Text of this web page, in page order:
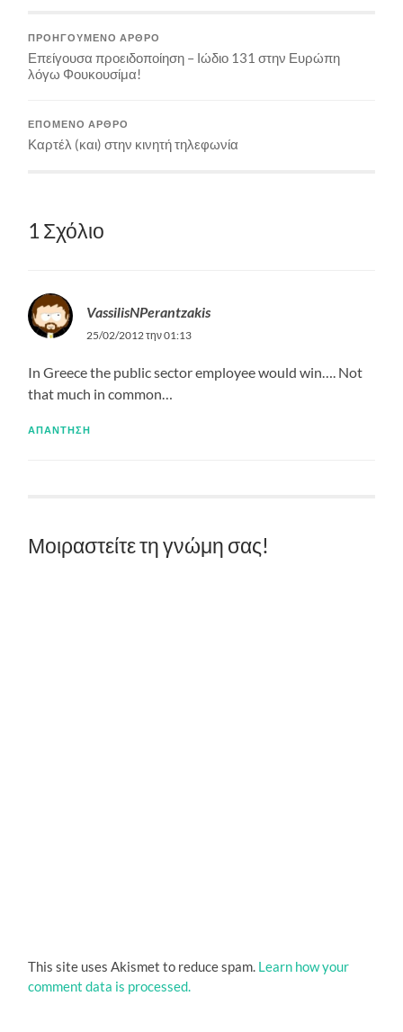
ΠΡΟΗΓΟΎΜΕΝΟ ΆΡΘΡΟ
Επείγουσα προειδοποίηση – Ιώδιο 131 στην Ευρώπη
λόγω Φουκουσίμα!
ΕΠΌΜΕΝΟ ΆΡΘΡΟ
Καρτέλ (και) στην κινητή τηλεφωνία
1 Σχόλιο
VassilisNPerantzakis
25/02/2012 την 01:13
In Greece the public sector employee would win…. Not
that much in common…
ΑΠΆΝΤΗΣΗ
Μοιραστείτε τη γνώμη σας!
This site uses Akismet to reduce spam. Learn how your
comment data is processed.